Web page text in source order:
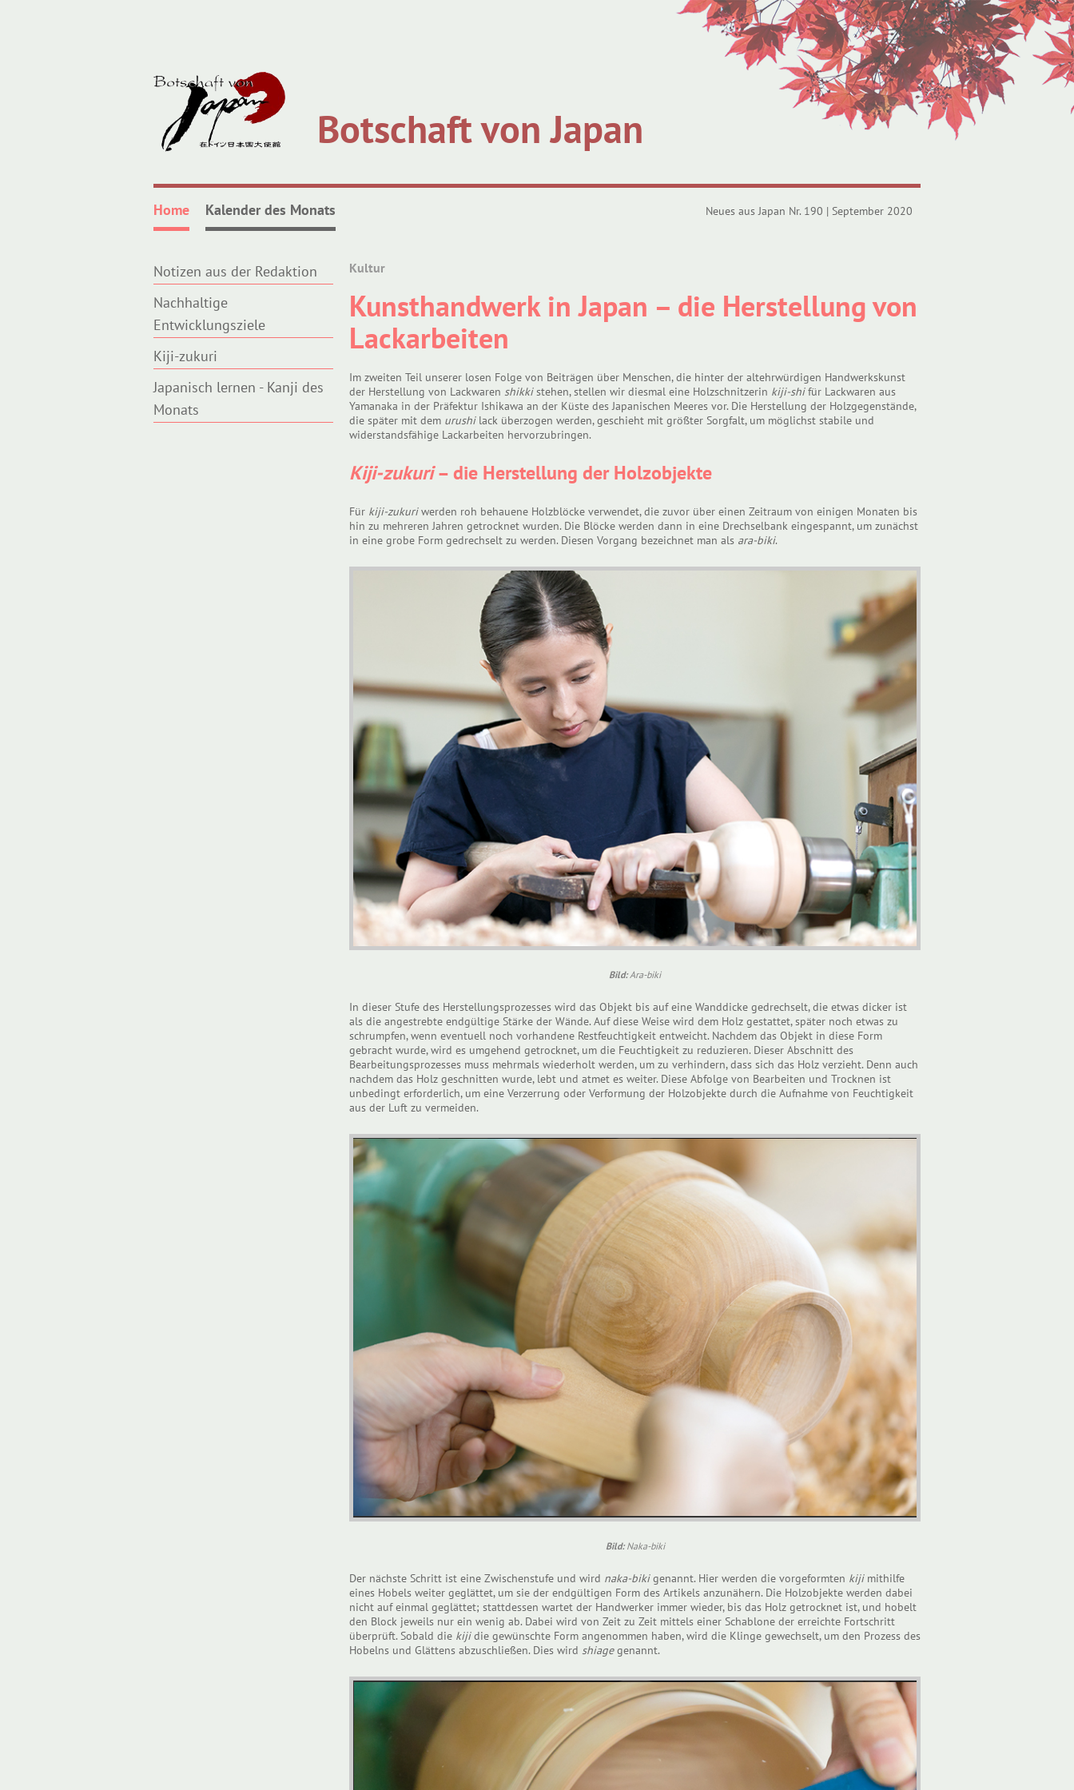
Botschaft von Japan
Home Kalender des Monats Neues aus Japan Nr. 190 | September 2020
Notizen aus der Redaktion
Nachhaltige
Entwicklungsziele
Kiji-zukuri
Japanisch lernen - Kanji des
Monats
Kultur
Kunsthandwerk in Japan – die Herstellung von
Lackarbeiten
Im zweiten Teil unserer losen Folge von Beiträgen über Menschen, die hinter der altehrwürdigen Handwerkskunst
der Herstellung von Lackwaren shikkistehen, stellen wir diesmal eine Holzschnitzerin kiji-shifür Lackwaren aus
Yamanaka in der Präfektur Ishikawa an der Küste des Japanischen Meeres vor. Die Herstellung der Holzgegenstände,
die später mit dem urushilack überzogen werden, geschieht mit größter Sorgfalt, um möglichst stabile und
widerstandsfähige Lackarbeiten hervorzubringen.
Kiji-zukuri– die Herstellung der Holzobjekte
Für kiji-zukuriwerden roh behauene Holzblöcke verwendet, die zuvor über einen Zeitraum von einigen Monaten bis
hin zu mehreren Jahren getrocknet wurden. Die Blöcke werden dann in eine Drechselbank eingespannt, um zunächst
in eine grobe Form gedrechselt zu werden. Diesen Vorgang bezeichnet man als ara-biki.
Bild: Ara-biki
In dieser Stufe des Herstellungsprozesses wird das Objekt bis auf eine Wanddicke gedrechselt, die etwas dicker ist
als die angestrebte endgültige Stärke der Wände. Auf diese Weise wird dem Holz gestattet, später noch etwas zu
schrumpfen, wenn eventuell noch vorhandene Restfeuchtigkeit entweicht. Nachdem das Objekt in diese Form
gebracht wurde, wird es umgehend getrocknet, um die Feuchtigkeit zu reduzieren. Dieser Abschnitt des
Bearbeitungsprozesses muss mehrmals wiederholt werden, um zu verhindern, dass sich das Holz verzieht. Denn auch
nachdem das Holz geschnitten wurde, lebt und atmet es weiter. Diese Abfolge von Bearbeiten und Trocknen ist
unbedingt erforderlich, um eine Verzerrung oder Verformung der Holzobjekte durch die Aufnahme von Feuchtigkeit
aus der Luft zu vermeiden.
Bild: Naka-biki
Der nächste Schritt ist eine Zwischenstufe und wird naka-bikigenannt. Hier werden die vorgeformten kijimithilfe
eines Hobels weiter geglättet, um sie der endgültigen Form des Artikels anzunähern. Die Holzobjekte werden dabei
nicht auf einmal geglättet; stattdessen wartet der Handwerker immer wieder, bis das Holz getrocknet ist, und hobelt
den Block jeweils nur ein wenig ab. Dabei wird von Zeit zu Zeit mittels einer Schablone der erreichte Fortschritt
überprüft. Sobald die kijidie gewünschte Form angenommen haben, wird die Klinge gewechselt, um den Prozess des
Hobelns und Glättens abzuschließen. Dies wird shiagegenannt.